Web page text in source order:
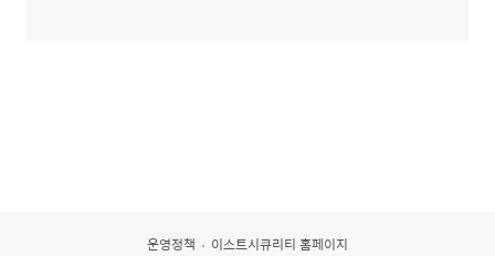
운영정책 이스트시큐리티 홈페이지